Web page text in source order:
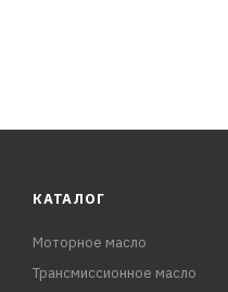
КАТАЛОГ
Моторное масло
Трансмиссионное масло